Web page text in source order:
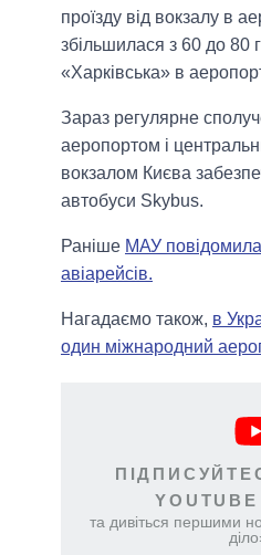
проїзду від вокзалу в
збільшилася з 60 до 80
«Харківська» в
Зараз регулярне
аеропортом і
вокзалом Києва
автобуси Skybus.
Раніше МАУ
авіарейсів.
Нагадаємо також, в
один міжнародний
та дивіться першими